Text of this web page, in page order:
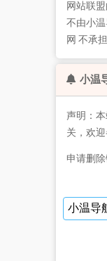
网站联盟
不由小
网 不承
小温
声明：
关，欢
申请删除